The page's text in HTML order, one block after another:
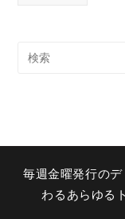
毎週金曜発行の
わるあらゆる